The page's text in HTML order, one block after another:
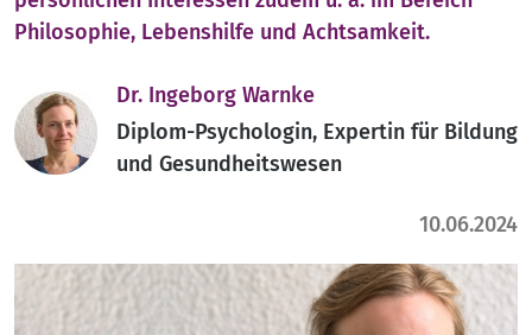
Philosophie, Lebenshilfe und Achtsamkeit.
Dr. Ingeborg Warnke
Diplom-Psychologin, Expertin für Bildung
und Gesundheitswesen
10.06.2024